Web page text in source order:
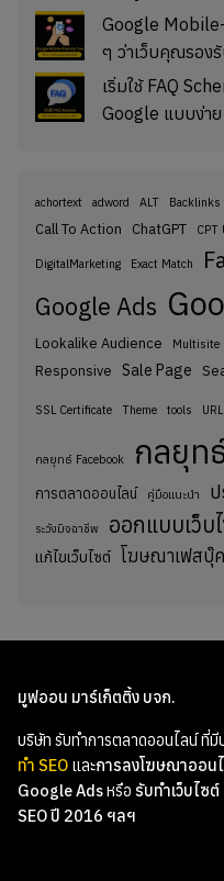
Google Mobile-
ๆ ว่าเว็บคุณรอง
เริ่มใช้ FAQ
Google แบบง่า
achortext adword ALT Backlinks
Call To Action ChatGPT CPT
DigitalMarketing Exact Match
Google Ads
Lookalike Audience Multisite
Responsive Sale Page
SSL Certificate Theme tools URL
กลยุทธ์ Facebook กลยุท
การตลาดออนไลน์
คู่มือแนะนำ
ระวังมิจฉาชีพ ออกแบบเว็บ
แก้ไขเว็บไซต์ โฆษณาเฟสบุ๊ค
มูฟออน มาร์เก็ตติ้ง บจก.
บริษัท รับทำการตลาดออนไลน์ ที่
ทำ SEO และการลงโฆษณาออน
Google Adsหรือ รับทำเว็บไซต์
SEO ปี 2016 ฯลฯ